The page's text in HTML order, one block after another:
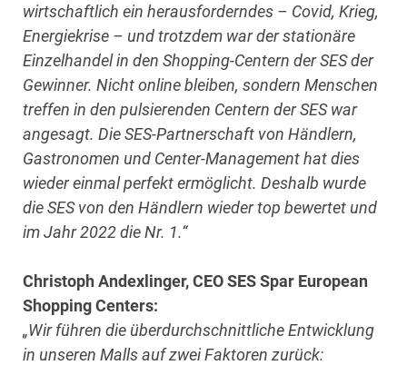
wirtschaftlich ein herausforderndes – Covid, Krieg,
Energiekrise – und trotzdem war der stationäre
Einzelhandel in den Shopping-Centern der SES der
Gewinner. Nicht online bleiben, sondern Menschen
treffen in den pulsierenden Centern der SES war
angesagt. Die SES-Partnerschaft von Händlern,
Gastronomen und Center-Management hat dies
wieder einmal perfekt ermöglicht. Deshalb wurde
die SES von den Händlern wieder top bewertet und
im Jahr 2022 die Nr. 1.“
Christoph Andexlinger, CEO SES Spar European
Shopping Centers:
„Wirführen die überdurchschnittliche Entwicklung
in unseren Malls auf zwei Faktoren zurück: